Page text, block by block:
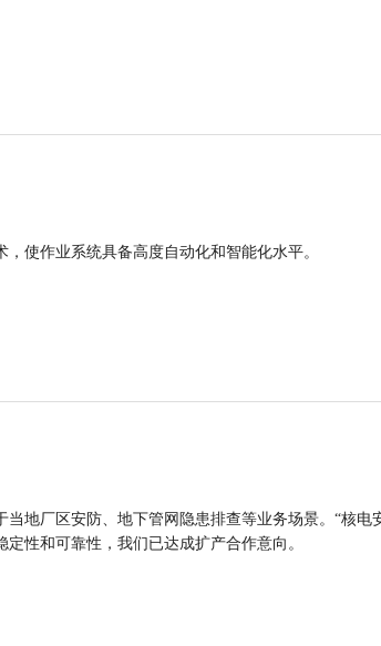
使作业系统具备高度自动化和智能化水平。
地厂区安防、地下管网隐患排查等业务场景。“核电
性和可靠性，我们已达成扩产合作意向。